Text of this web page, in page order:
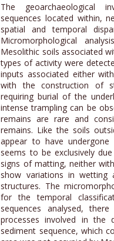
The geoarchaeological
sequences located within,
spatial and temporal
Micromorphological
Mesolithic soils associated
types of activity were
inputs associated either
with the construction of
requiring burial of the
intense trampling can be
remains are rare and
remains. Like the soils
appear to have
seems to be exclusively
signs of matting, neither
show variations in
structures. The
for the temporal
sequences analysed,
processes involved in
sediment sequence, which